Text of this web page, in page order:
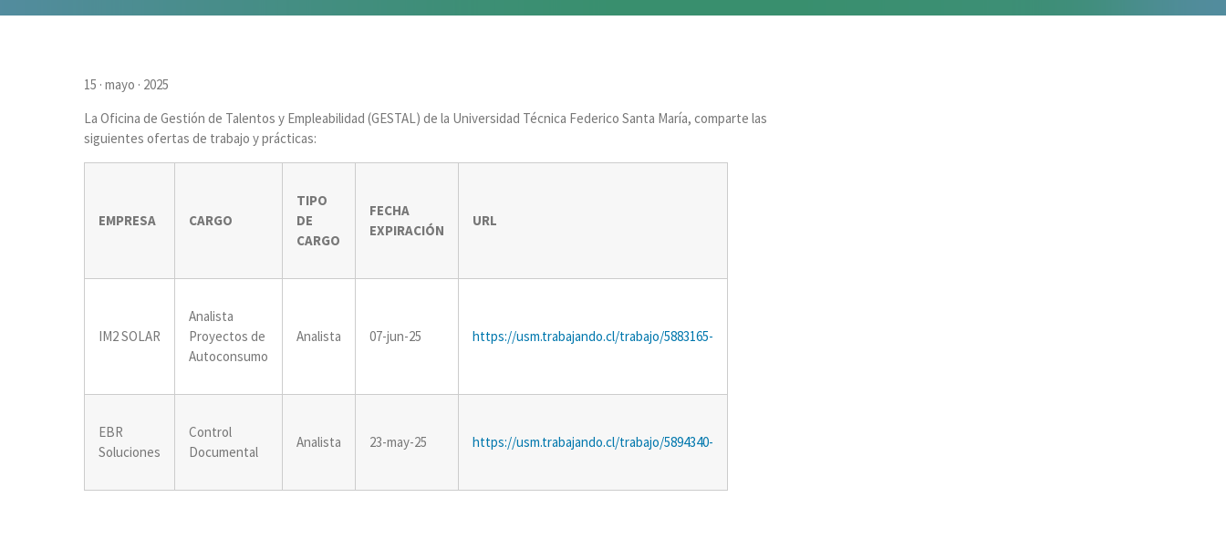
15 · mayo · 2025
La Oficina de Gestión de Talentos y Empleabilidad (GESTAL) de la Universidad Técnica Federico Santa María, comparte las
siguientes ofertas de trabajo y prácticas:
EMPRESA CARGO
TIPO
DE
CARGO
FECHA
EXPIRACIÓN
URL
IM2 SOLAR
Analista
Proyectos de
Autoconsumo
Analista 07-jun-25 https://usm.trabajando.cl/trabajo/5883165-
EBR
Soluciones
Control
Documental
Analista 23-may-25 https://usm.trabajando.cl/trabajo/5894340-